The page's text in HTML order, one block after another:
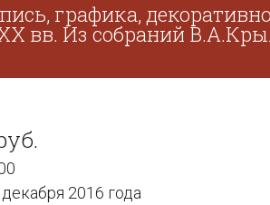
графика,
вв. Из собраний
2016 года